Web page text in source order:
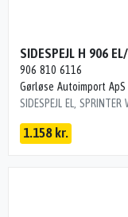
SIDESPEJL H 906
906 810 6116
Gørløse Autoimport ApS
SIDESPEJL EL,
1.158 kr.